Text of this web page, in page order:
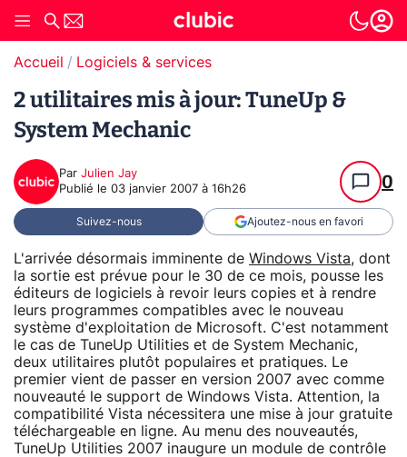
Accueil Logiciels & services
2 utilitaires mis à jour: TuneUp &
System Mechanic
Par Julien Jay
Publié le 03 janvier 2007 à 16h26 0
Suivez-nous Ajoutez-nous en favori
L'arrivée désormais imminente de Windows Vista, dont
la sortie est prévue pour le 30 de ce mois, pousse les
éditeurs de logiciels à revoir leurs copies et à rendre
leurs programmes compatibles avec le nouveau
système d'exploitation de Microsoft. C'est notamment
le cas de TuneUp Utilities et de System Mechanic,
deux utilitaires plutôt populaires et pratiques. Le
premier vient de passer en version 2007 avec comme
nouveauté le support de Windows Vista. Attention, la
compatibilité Vista nécessitera une mise à jour gratuite
téléchargeable en ligne. Au menu des nouveautés,
TuneUp Utilities 2007 inaugure un module de contrôle